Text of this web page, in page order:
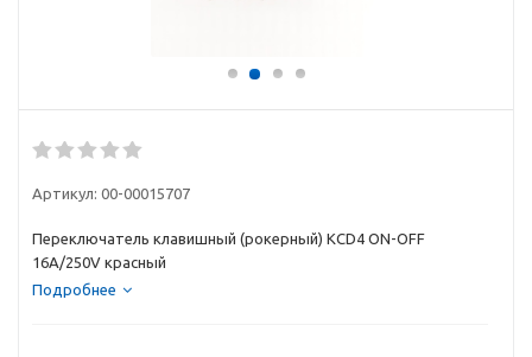
Артикул: 00-00015707
Переключатель клавишный (рокерный) KCD4 ON-OFF
16A/250V красный
Подробнее